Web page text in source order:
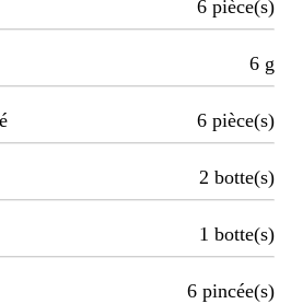
6 pièce(s)
6 g
6 pièce(s)
2 botte(s)
1 botte(s)
6 pincée(s)